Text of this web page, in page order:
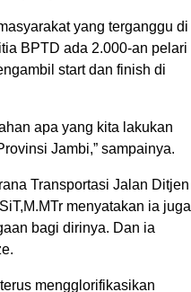
yang terganggu di
BPTD ada 2.000-an pelari
start dan finish di
apa yang kita lakukan
Jambi,” sampainya.
Transportasi Jalan Ditjen
menyatakan ia juga
bagi dirinya. Dan ia
mengglorifikasikan